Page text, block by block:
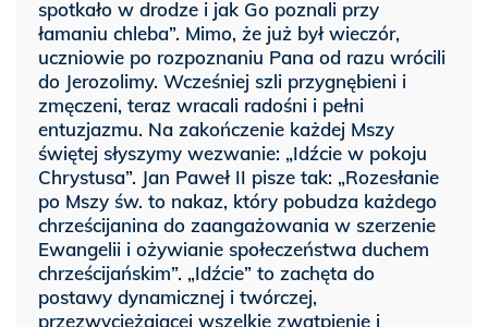
spotkało w drodze i jak Go poznali przy
łamaniu chleba”. Mimo, że już był wieczór,
uczniowie po rozpoznaniu Pana od razu wrócili
do Jerozolimy. Wcześniej szli przygnębieni i
zmęczeni, teraz wracali radośni i pełni
entuzjazmu. Na zakończenie każdej Mszy
świętej słyszymy wezwanie: „Idźcie w pokoju
Chrystusa”. Jan Paweł II pisze tak: „Rozesłanie
po Mszy św. to nakaz, który pobudza każdego
chrześcijanina do zaangażowania w szerzenie
Ewangelii i ożywianie społeczeństwa duchem
chrześcijańskim”. „Idźcie” to zachęta do
postawy dynamicznej i twórczej,
przezwyciężającej wszelkie zwątpienie i